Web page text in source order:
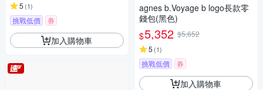
5 (1)
挑戰低價 券
加入購物車
agnes b.Voyage b logo長款零
錢包(黑色)
$5,352 $5,652
5 (1)
挑戰低價 券
加入購物車